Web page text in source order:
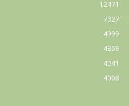
12471
7327
4999
4869
4041
4008